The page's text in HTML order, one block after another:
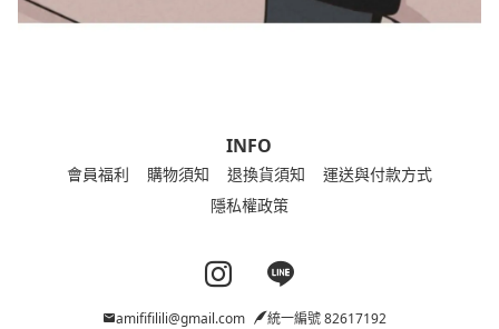
INFO
會員福利 購物須知 退換貨須知
運送與付款方式
隱私權政策
Instagram page
Line page
amififilili@gmail.com 統一編號 82617192